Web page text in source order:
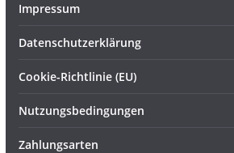
Impressum
Datenschutzerklärung
Cookie-Richtlinie (EU)
Nutzungsbedingungen
Zahlungsarten